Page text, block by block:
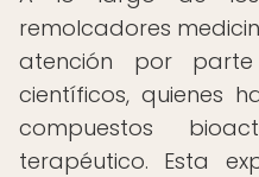
remolcadores
atención por
científicos, quienes
compuestos
terapéutico. Esta